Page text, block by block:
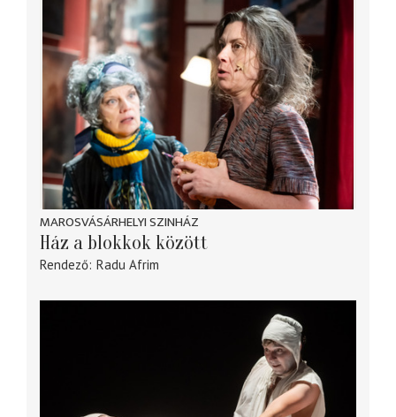
MAROSVÁSÁRHELYI SZINHÁZ
Ház a blokkok között
Rendező Radu Afrim